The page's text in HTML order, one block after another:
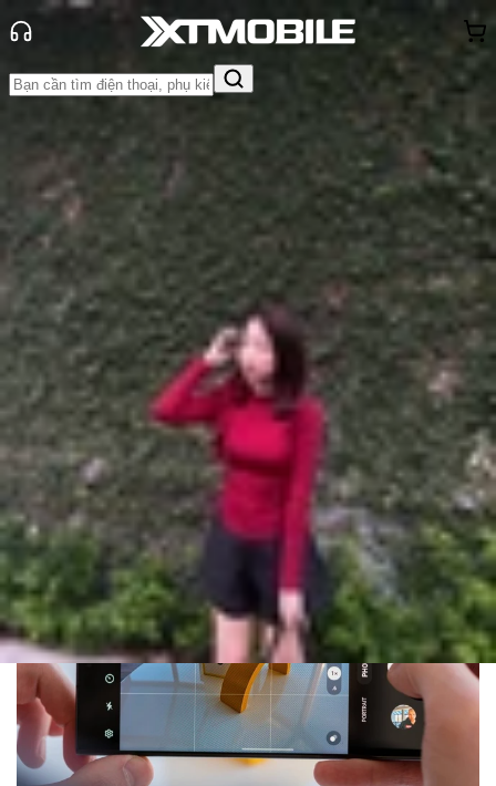
Tin tức
Tư vấn
Tin Mới
Đánh Giá - Trên Tay So Sánh Tư vấn
Khuyến
mãiThủ thuật Hỏi đáp App - Game Thông báo
Khách
hàng - Sự kiện
Tổng hợp 5+ điện thoại chụp ảnh
đẹp dưới 20 triệu
Anh Thư
Ngày đăng:
20/10/2025
Cập nhật: 29/05/2026
Theo dõi XTMobile trên